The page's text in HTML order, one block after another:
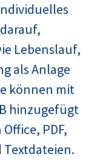
Lebenslauf,
als Anlage
können mit
hinzugefügt
PDF,
Textdateien.